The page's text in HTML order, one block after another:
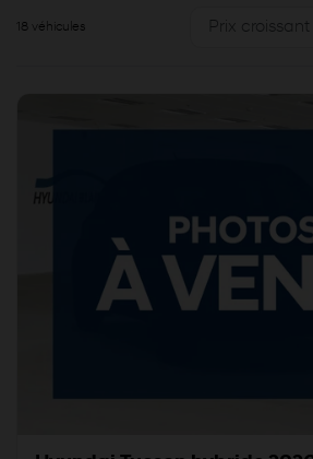
18 véhicules